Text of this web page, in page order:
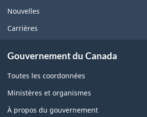
Nouvelles
Carrières
Gouvernement du Canada
Toutes les coordonnées
Ministères et organismes
À propos du gouvernement